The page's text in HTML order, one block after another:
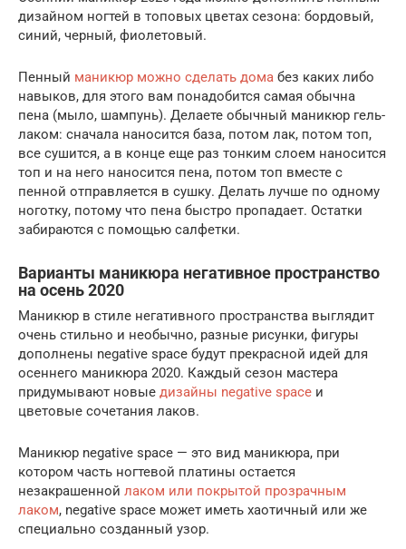
дизайном ногтей в топовых цветах сезона: бордовый,
синий, черный, фиолетовый.
Пенный маникюр можно сделать дома без каких либо
навыков, для этого вам понадобится самая обычна
пена (мыло, шампунь). Делаете обычный маникюр гель-
лаком: сначала наносится база, потом лак, потом топ,
все сушится, а в конце еще раз тонким слоем наносится
топ и на него наносится пена, потом топ вместе с
пенной отправляется в сушку. Делать лучше по одному
ноготку, потому что пена быстро пропадает. Остатки
забираются с помощью салфетки.
Варианты маникюра негативное пространство
на осень 2020
Маникюр в стиле негативного пространства выглядит
очень стильно и необычно, разные рисунки, фигуры
дополнены negative space будут прекрасной идей для
осеннего маникюра 2020. Каждый сезон мастера
придумывают новые дизайны negative space и
цветовые сочетания лаков.
Маникюр negative space — это вид маникюра, при
котором часть ногтевой платины остается
незакрашенной лаком или покрытой прозрачным
лаком, negative space может иметь хаотичный или же
специально созданный узор.